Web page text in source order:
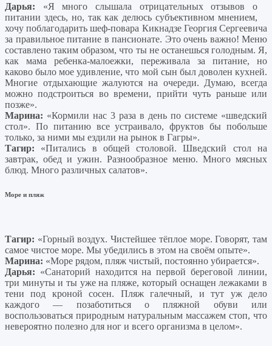
Дарья: «Я много слышала отрицательных отзывов о
питании здесь, но, так как делюсь субъективном мнением,
хочу поблагодарить шеф-повара Кикнадзе Георгия Сергеевича
за правильное питание в пансионате. Это очень важно! Меню
составлено таким образом, что ты не останешься голодным. Я,
как мама ребенка-малоежки, переживала за питание, но
каково было мое удивление, что мой сын был доволен кухней.
Многие отдыхающие жалуются на очереди. Думаю, всегда
можно подстроиться во времени, прийти чуть раньше или
позже».
Марина: «Кормили нас 3 раза в день по системе «шведский
стол». По питанию все устраивало, фруктов бы побольше
только, за ними мы ездили на рынок в Гагры».
Тагир: «Питались в общей столовой. Шведский стол на
завтрак, обед и ужин. Разнообразное меню. Много мясных
блюд. Много различных салатов».
Море и пляж
Тагир: «Горный воздух. Чистейшее тёплое море. Говорят, там
самое чистое море. Мы убедились в этом на своём опыте».
Марина: «Море рядом, пляж чистый, постоянно убирается».
Дарья: «Санаторий находится на первой береговой линии,
три минуты и ты уже на пляже, который оснащен лежаками в
тени под кроной сосен. Пляж галечный, и тут уж дело
каждого — позаботиться о пляжной обуви или
воспользоваться природным натуральным массажем стоп, что
невероятно полезно для ног и всего организма в целом».